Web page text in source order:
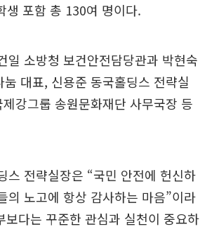
생 포함 총 130여 명이다.
일 소방청 보건안전담당관과 박현숙
눔 대표, 신용준 동국홀딩스 전략실
강그룹 송원문화재단 사무국장 등
스 전략실장은 “국민 안전에 헌신하
의 노고에 항상 감사하는 마음”이라
보다는 꾸준한 관심과 실천이 중요하